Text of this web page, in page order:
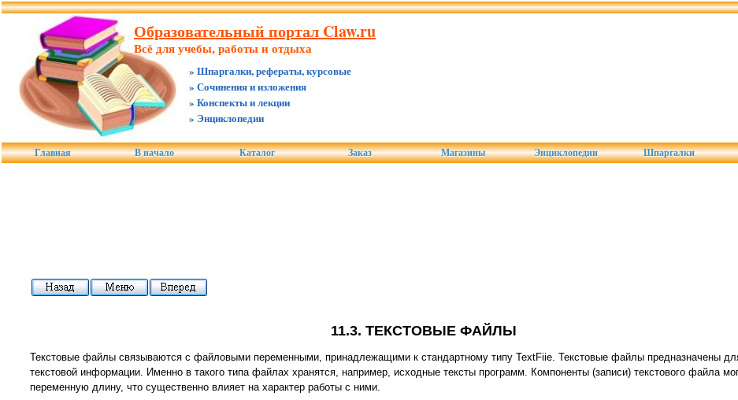
Образовательный портал Claw.ru
Всё для учебы, работы и отдыха
» Шпаргалки, рефераты, курсовые
» Сочинения и изложения
» Конспекты и лекции
» Энциклопедии
Главная В начало Каталог Заказ Магазины Энциклопедии Шпаргалки
11.3. ТЕКСТОВЫЕ ФАЙЛЫ
Текстовые файлы связываются с файловыми переменными, принадлежащими к стандартному типу TextFiie. Текстовые файлы предназначены
текстовой информации. Именно в такого типа файлах хранятся, например, исходные тексты программ. Компоненты (записи) текстового файла
переменную длину, что существенно влияет на характер работы с ними.